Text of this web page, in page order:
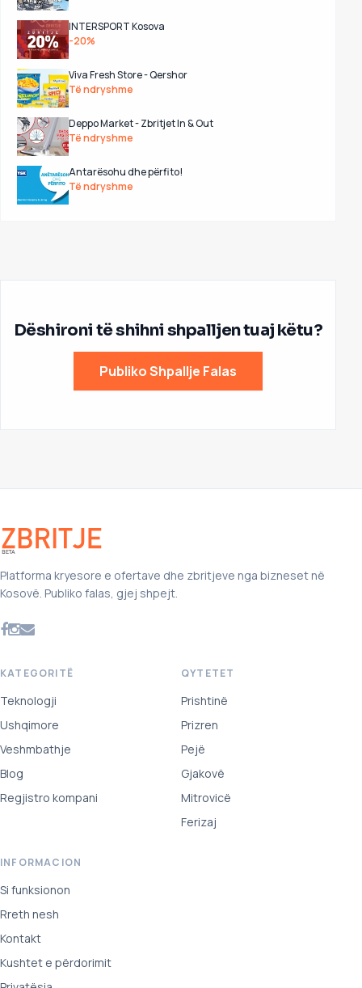
INTERSPORT Kosova
-20%
Viva Fresh Store - Qershor
Të ndryshme
Deppo Market - Zbritjet In & Out
Të ndryshme
Antarësohu dhe përfito!
Të ndryshme
Dëshironi të shihni shpalljen tuaj këtu?
Publiko Shpallje Falas
Platforma kryesore e ofertave dhe zbritjeve nga bizneset në
Kosovë. Publiko falas, gjej shpejt.
KATEGORITË
Teknologji
Ushqimore
Veshmbathje
Blog
Regjistro kompani
QYTETET
Prishtinë
Prizren
Pejë
Gjakovë
Mitrovicë
Ferizaj
INFORMACION
Si funksionon
Rreth nesh
Kontakt
Kushtet e përdorimit